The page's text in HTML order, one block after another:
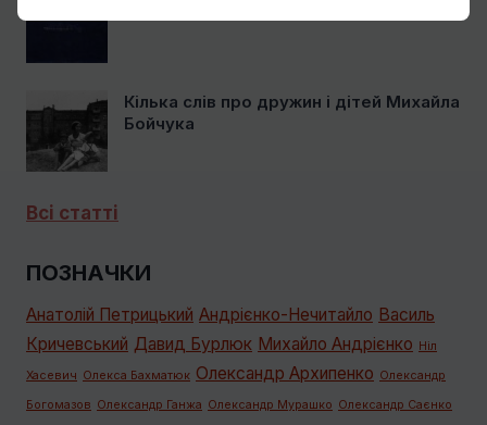
Кілька слів про дружин і дітей Михайла
Бойчука
Всі статті
ПОЗНАЧКИ
Анатолій Петрицький Андрієнко-Нечитайло Василь
Кричевський Давид Бурлюк Михайло Андрієнко Ніл
Хасевич Олекса Бахматюк Олександр Архипенко Олександр
Богомазов Олександр Ганжа Олександр Мурашко Олександр Саєнко